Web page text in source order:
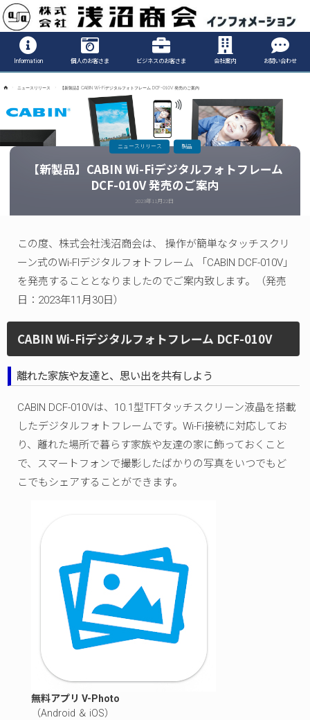
Information
Information 個人のお客さま ビジネスのお客さま 会社案内 お問い合わせ
ニュースリリース 【新製品】CABIN Wi-Fiデジタルフォトフレーム DCF-010V 発売のご案内
【新製品】CABIN Wi-Fiデジタルフォトフレーム
DCF-010V 発売のご案内
2023年11月22日
ニュースリリース 製品
この度、株式会社浅沼商会は、 操作が簡単なタッチスクリ
ーン式のWi-FIデジタルフォトフレーム 「CABIN DCF-010V」
を発売することとなりましたのでご案内致します。（発売
日：2023年11月30日）
CABIN Wi-Fiデジタルフォトフレーム DCF-010V
離れた家族や友達と、思い出を共有しよう
CABIN DCF-010Vは、10.1型TFTタッチスクリーン液晶を搭載
したデジタルフォトフレームです。Wi-Fi接続に対応してお
り、離れた場所で暮らす家族や友達の家に飾っておくこと
で、スマートフォンで撮影したばかりの写真をいつでもど
こでもシェアすることができます。
無料アプリ V-Photo
（Android ＆ iOS）